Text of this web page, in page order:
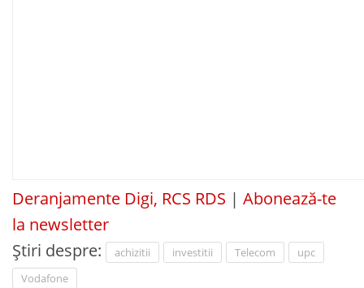
Deranjamente Digi, RCS RDS | Abonează-te
la newsletter
Știri despre:
achizitii investitii Telecom
upc
Vodafone